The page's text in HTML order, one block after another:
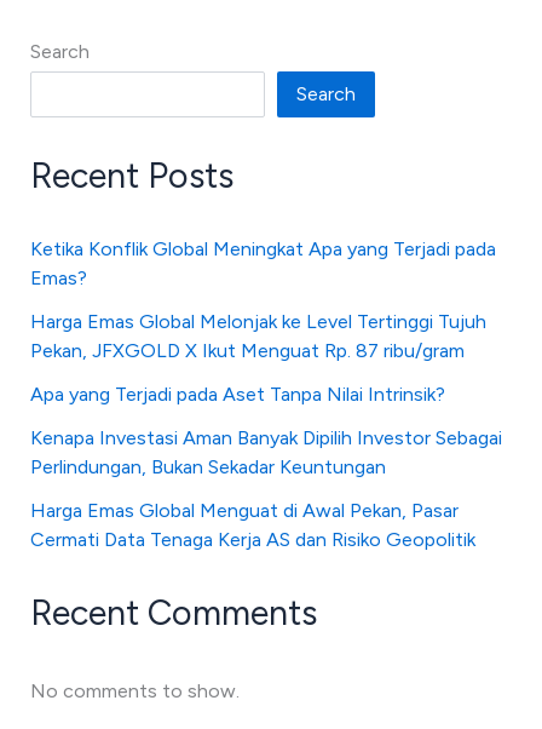
Search
Search
Recent Posts
Ketika Konflik Global Meningkat Apa yang Terjadi pada
Emas?
Harga Emas Global Melonjak ke Level Tertinggi Tujuh
Pekan, JFXGOLD X Ikut Menguat Rp. 87 ribu/gram
Apa yang Terjadi pada Aset Tanpa Nilai Intrinsik?
Kenapa Investasi Aman Banyak Dipilih Investor Sebagai
Perlindungan, Bukan Sekadar Keuntungan
Harga Emas Global Menguat di Awal Pekan, Pasar
Cermati Data Tenaga Kerja AS dan Risiko Geopolitik
Recent Comments
No comments to show.